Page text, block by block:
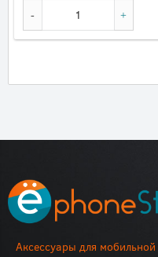
Аксессуары для мобильной